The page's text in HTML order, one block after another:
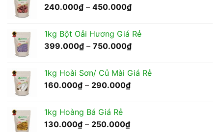
240.000₫ – 450.000₫Khoảng
240.000₫
đến
1kg Bột Oải Hương Giá Rẻ
399.000₫ – 750.000₫Khoảng
399.000₫
1kg Hoài Sơn/ Củ Mài Giá Rẻ
160.000₫ – 290.000₫Khoảng
1kg Hoàng Bá Giá Rẻ
130.000₫ – 250.000₫Khoảng